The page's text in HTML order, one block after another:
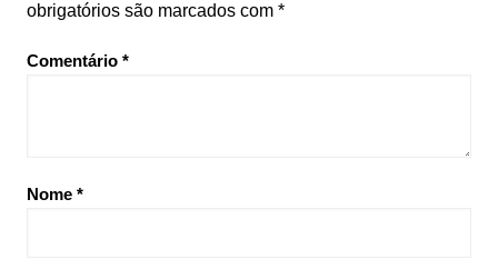
obrigatórios são marcados com *
Comentário *
Nome *